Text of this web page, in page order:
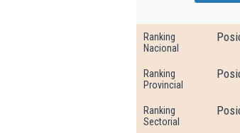
Ranking
Nacional
Ranking
Provincial
Ranking
Sectorial